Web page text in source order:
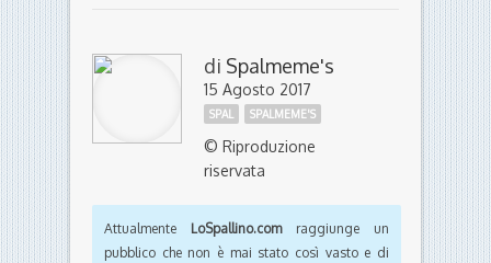
di Spalmeme's
15 Agosto 2017
SPAL SPALMEME'S
© Riproduzione
riservata
Attualmente LoSpallino.comraggiunge un
pubblico che non è mai stato così vasto e di